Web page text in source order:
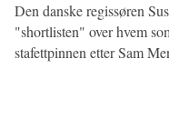
Den danske regissøren
"shortlisten" over hvem
stafettpinnen etter Sam